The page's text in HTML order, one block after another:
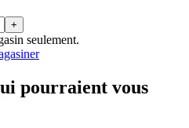
+
seulement.
pourraient vous